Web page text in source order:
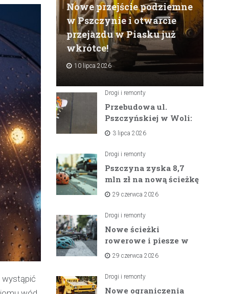
wystąpić
Nowe przejście podziemne
w Pszczynie i otwarcie
przejazdu w Piasku już
wkrótce!
10 lipca 2026
Drogi i remonty
Przebudowa ul.
Pszczyńskiej w Woli:
Wielka inwestycja
horyzoncie
3 lipca 2026
Drogi i remonty
Pszczyna zyska 8,7
mln zł na nową ścieżkę
rowerową między
29 czerwca 2026
Drogi i remonty
Nowe ścieżki
rowerowe i piesze w
gminach Suszec i
unijnemu wsparciu
29 czerwca 2026
Drogi i remonty
Nowe ograniczenia